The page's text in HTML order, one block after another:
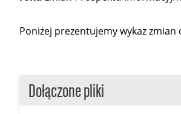
Poniżej prezentujemy wykaz
Dołączone pliki